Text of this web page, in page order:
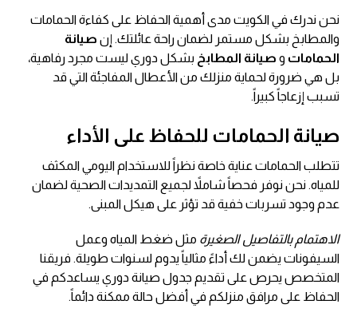
نحن ندرك في الكويت مدى أهمية الحفاظ على كفاءة الحمامات
والمطابخ بشكل مستمر لضمان راحة عائلتك. إن صيانة
الحمامات و صيانة المطابخ بشكل دوري ليست مجرد رفاهية،
بل هي ضرورة لحماية منزلك من الأعطال المفاجئة التي قد
تسبب إزعاجاً كبيراً.
صيانة الحمامات للحفاظ على الأداء
تتطلب الحمامات عناية خاصة نظراً للاستخدام اليومي المكثف
للمياه. نحن نوفر فحصاً شاملاً لجميع التمديدات الصحية لضمان
عدم وجود تسربات خفية قد تؤثر على هيكل المبنى.
الاهتمام بالتفاصيل الصغيرة مثل ضغط المياه وعمل
السيفونات يضمن لك أداءً مثالياً يدوم لسنوات طويلة. فريقنا
المتخصص يحرص على تقديم جدول صيانة دوري يساعدكم في
الحفاظ على مرافق منزلكم في أفضل حالة ممكنة دائماً.